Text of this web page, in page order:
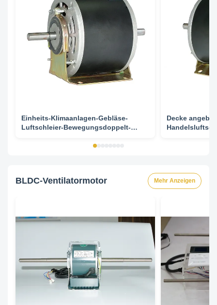
Einheits-Klimaanlagen-Gebläse-
Luftschleier-Bewegungsdoppelt-
Decke
BLDC-Ventilatormotor Mehr Anzeigen